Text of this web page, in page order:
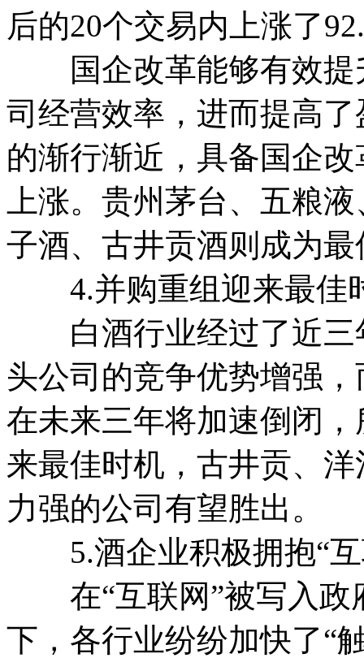
后的20个交易内上涨了
国企改革能够有效提
司经营效率，进而提高
的渐行渐近，具备国企
上涨。贵州茅台、五粮
子酒、古井贡酒则成为
4.并购重组迎来最佳
白酒行业经过了近三
头公司的竞争优势增强
在未来三年将加速倒闭
来最佳时机，古井贡、
力强的公司有望胜出。
5.酒企业积极拥抱“互
在“互联网”被写入政
下，各行业纷纷加快了“